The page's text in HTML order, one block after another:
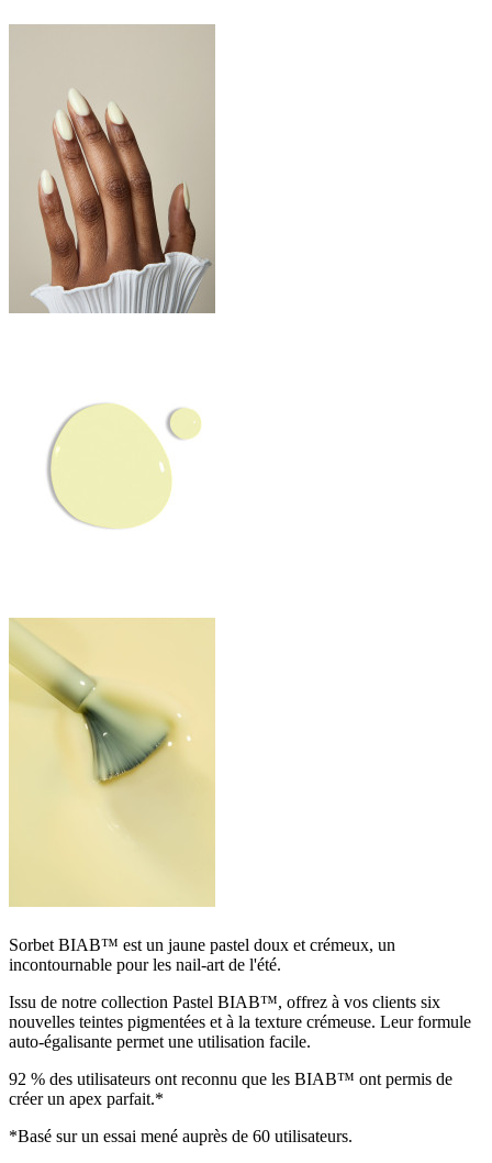
Sorbet BIAB™ est un jaune pastel doux et crémeux, un
incontournable pour les nail-art de l'été.
Issu de notre collection Pastel BIAB™, offrez à vos clients six
nouvelles teintes pigmentées et à la texture crémeuse. Leur formule
auto-égalisante permet une utilisation facile.
92 % des utilisateurs ont reconnu que les BIAB™ ont permis de
créer un apex parfait.*
*Basé sur un essai mené auprès de 60 utilisateurs.